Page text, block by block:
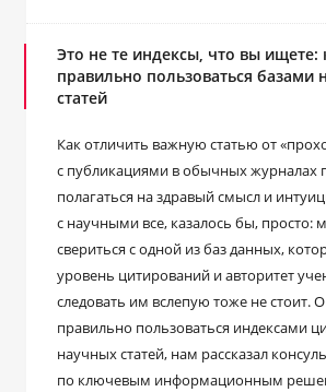
Это не те индексы, что вы ищете:
правильно пользоваться базами
статей
Как отличить важную статью от
с публикациями в обычных журналах
полагаться на здравый смысл и
с научными все, казалось бы, просто:
свериться с одной из баз данных,
уровень цитирований и авторитет
следовать им вслепую тоже не стоит.
правильно пользоваться индексами
научных статей, нам рассказал
по ключевым информационным